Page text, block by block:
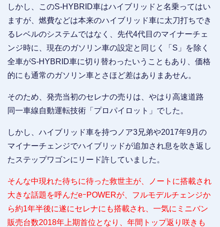
しかし、このS-HYBRID車はハイブリッドと名乗ってはい
ますが、燃費などは本来のハイブリッド車に太刀打ちでき
るレベルのシステムではなく、先代4代目のマイナーチェ
ンジ時に、現在のガソリン車の設定と同じく「S」を除く
全車がS-HYBRID車に切り替わったいうこともあり、価格
的にも通常のガソリン車とさほど差はありまあせん。
そのため、発売当初のセレナの売りは、やはり高速道路
同一車線自動運転技術「プロパイロット」でした。
しかし、ハイブリッド車を持つノア3兄弟や2017年9月の
マイナーチェンジでハイブリッドが追加され息を吹き返し
たステップワゴンにリード許していました。
そんな中現れた待ちに待った救世主が、ノートに搭載され
大きな話題を呼んだeｰPOWERが、フルモデルチェンジか
ら約1年半後に遂にセレナにも搭載され、一気にミニバン
販売台数2018年上期首位となり、年間トップ返り咲きも